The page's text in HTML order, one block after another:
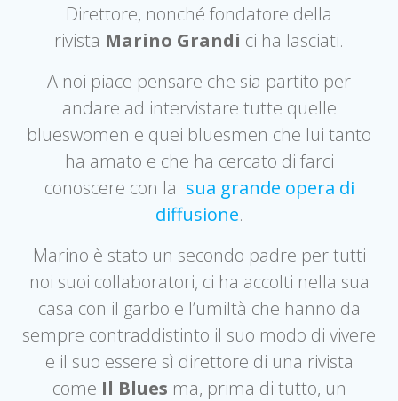
Direttore, nonché fondatore della
rivista Marino Grandi ci ha lasciati.
A noi piace pensare che sia partito per
andare ad intervistare tutte quelle
blueswomen e quei bluesmen che lui tanto
ha amato e che ha cercato di farci
conoscere con la sua grande opera di
diffusione.
Marino è stato un secondo padre per tutti
noi suoi collaboratori, ci ha accolti nella sua
casa con il garbo e l’umiltà che hanno da
sempre contraddistinto il suo modo di vivere
e il suo essere sì direttore di una rivista
come Il Blues ma, prima di tutto, un